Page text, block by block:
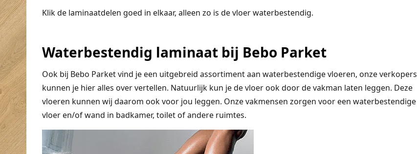
Klik de laminaatdelen goed in elkaar, alleen zo is de vloer waterbestendig.
Waterbestendig laminaat bij Bebo Parket
Ook bij Bebo Parket vind je een uitgebreid assortiment aan waterbestendige vloeren, onze verkopers
kunnen je hier alles over vertellen. Natuurlijk kun je de vloer ook door de vakman laten leggen. Deze
vloeren kunnen wij daarom ook voor jou leggen. Onze vakmensen zorgen voor een waterbestendige
vloer en/of wand in badkamer, toilet of andere ruimtes.